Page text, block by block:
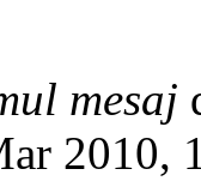
mesaj
2010,